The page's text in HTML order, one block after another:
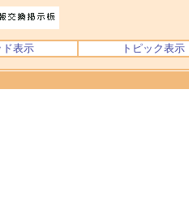
ド表示 トピック表示